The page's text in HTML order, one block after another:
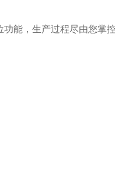
能，生产过程尽由您掌控